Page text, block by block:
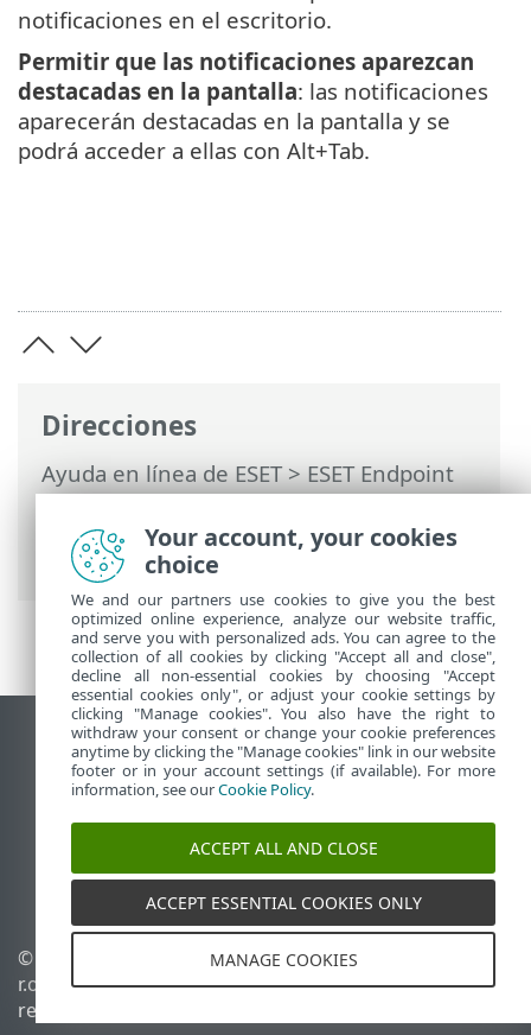
Direcciones
Ayuda en línea de ESET>ESET Endpoint
Security>Configuración avanzada>
Notificaciones> Notificaciones en el
escritorio
notificaciones en el escritorio.
Permitir que las notificaciones aparezcan
destacadas en la pantalla: las notificaciones
aparecerán destacadas en la pantalla y se
podrá acceder a ellas con Alt+Tab.
Ver sitio para ordenador
End of Life
Base de conocimiento de ESET
Foro de ESET
ESET Status Portal
Soporte técnico regional
© 1992 - 2026 ESET, spol. s
r.o. Todos los derechos
reservados.
Administrar cookies
Política de cookies
Your account, your cookies
choice
We and our partners use cookies to give you the best
optimized online experience, analyze our website traffic,
and serve you with personalized ads. You can agree to the
collection of all cookies by clicking "Accept all and close",
decline all non-essential cookies by choosing "Accept
essential cookies only", or adjust your cookie settings by
clicking "Manage cookies". You also have the right to
withdraw your consent or change your cookie preferences
anytime by clicking the "Manage cookies" link in our website
footer or in your account settings (if available). For more
information, see ourCookie Policy.
ACCEPT ALL AND CLOSE
ACCEPT ESSENTIAL COOKIES ONLY
MANAGE COOKIES